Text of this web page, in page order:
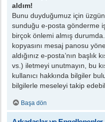
aldım!
Bunu duyduğumuz için
sunduğu e-posta gönderme
birçok önlemi almış
kopyasını mesaj panosu
aldığınız e-posta’nın başlık
vs.) iletmeyi unutmayın, bu
kullanıcı hakkında bilgiler
bilgilerle meseleyi takip
Başa dön